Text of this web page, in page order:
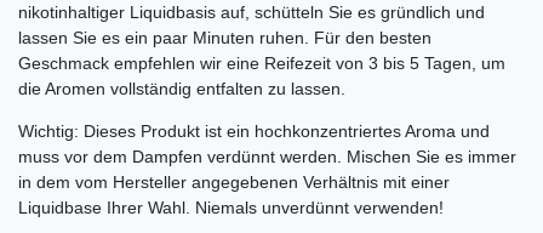
nikotinhaltiger Liquidbasis auf, schütteln Sie es gründlich und
lassen Sie es ein paar Minuten ruhen. Für den besten
Geschmack empfehlen wir eine Reifezeit von 3 bis 5 Tagen, um
die Aromen vollständig entfalten zu lassen.
Wichtig: Dieses Produkt ist ein hochkonzentriertes Aroma und
muss vor dem Dampfen verdünnt werden. Mischen Sie es immer
in dem vom Hersteller angegebenen Verhältnis mit einer
Liquidbase Ihrer Wahl. Niemals unverdünnt verwenden!